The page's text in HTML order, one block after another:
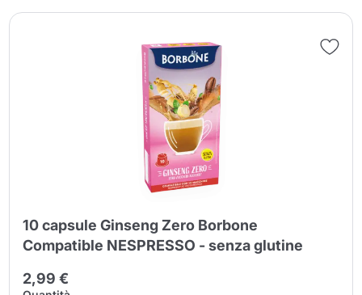
10 capsule Ginseng Zero Borbone
Compatible NESPRESSO - senza glutine
2,99 €